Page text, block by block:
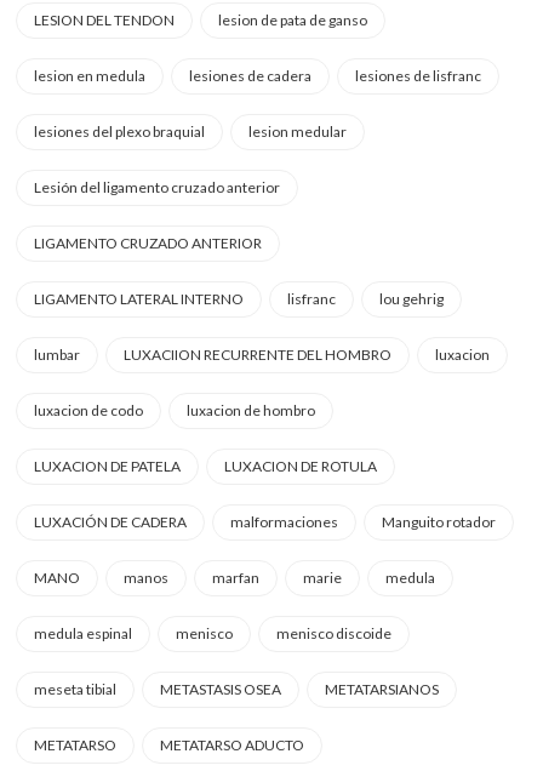
LESION DEL TENDON lesion de pata de ganso
lesion en medula lesiones de cadera lesiones de lisfranc
lesiones del plexo braquial lesion medular
Lesión del ligamento cruzado anterior
LIGAMENTO CRUZADO ANTERIOR
LIGAMENTO LATERAL INTERNO lisfranc lou gehrig
lumbar LUXACIION RECURRENTE DEL HOMBRO luxacion
luxacion de codo luxacion de hombro
LUXACION DE PATELA LUXACION DE ROTULA
LUXACIÓN DE CADERA malformaciones Manguito rotador
MANO manos marfan marie medula
medula espinal menisco menisco discoide
meseta tibial METASTASIS OSEA METATARSIANOS
METATARSO METATARSO ADUCTO